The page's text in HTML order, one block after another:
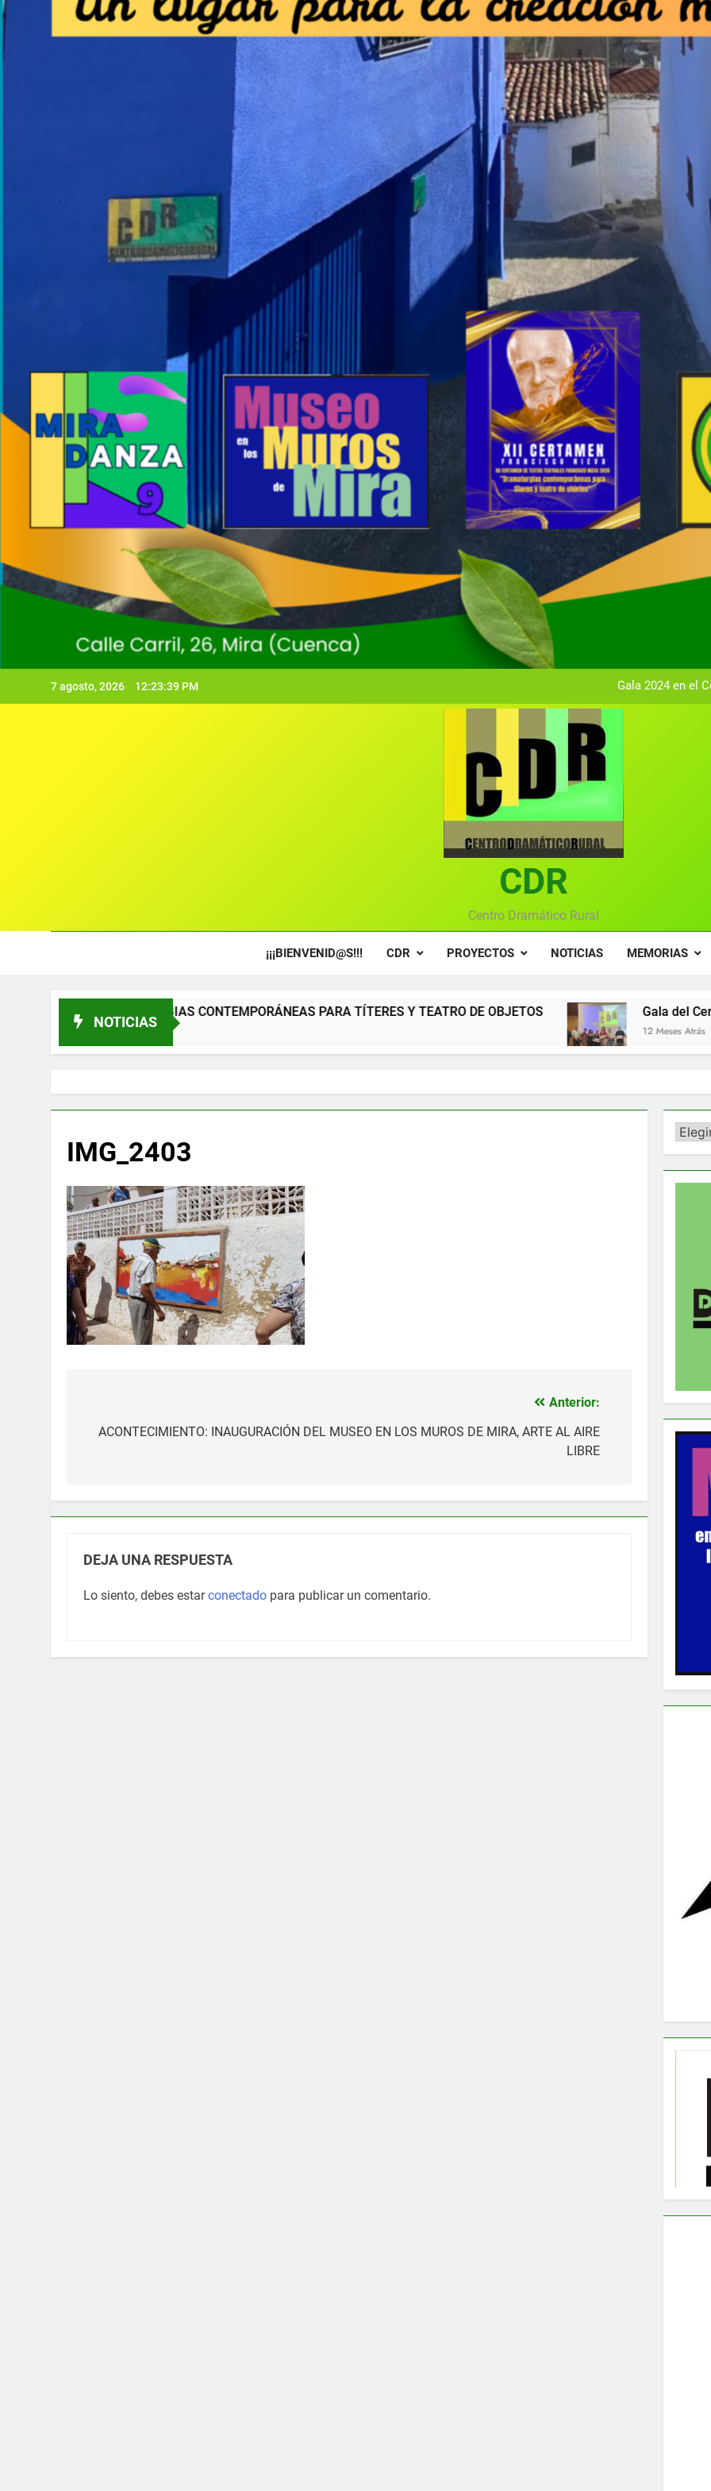
7 agosto, 2026 12:23:41 PM
Gala anual
Textos seleccionados en el VI Certamen Francisco Nieva de
Textos seleccionados en el VI Certamen Francisco Nieva de
CDR
Centro Dramático Rural
¡¡¡BIENVENID@S!!! CDR PROYECTOS NOTICIAS MEMORIAS
NOTICIAS
CONTEMPORÁNEAS PARA TÍTERES Y TEATRO DE OBJETOS Gala del Centro Dramático Rural
12 Meses Atrás
IMG_2403
de
Anterior:
ACONTECIMIENTO: INAUGURACIÓN DEL MUSEO EN LOS MUROS DE MIRA, ARTE AL AIRE
LIBRE
DEJA UNA RESPUESTA
Lo siento, debes estarconectado para publicar un comentario.